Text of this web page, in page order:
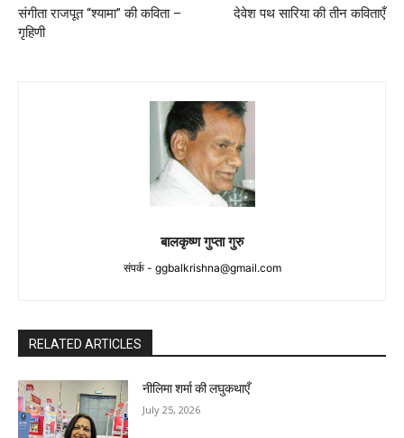
संगीता राजपूत “श्यामा” की कविता –
गृहिणी
देवेश पथ सारिया की तीन कविताएँ
बालकृष्ण गुप्ता गुरु
संपर्क - ggbalkrishna@gmail.com
RELATED ARTICLES
नीलिमा शर्मा की लघुकथाएँ
July 25, 2026